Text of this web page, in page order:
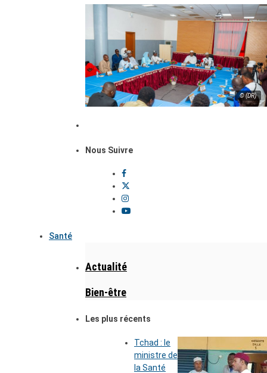
© (DR)
Nous Suivre
Santé
Actualité
Bien-être
Les plus récents
Tchad : le
ministre de
la Santé